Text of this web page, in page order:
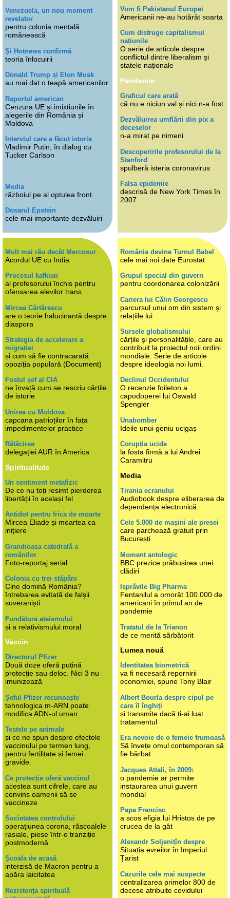
Venezuela, un nou moment
revelator
pentru colonia mentală
românească
Și Hotnews confirmă
teoria înlocuirii
Donald Trump și Elon Musk
au mai dat o țeapă americanilor
Raportul american
Cenzura UE și imixtiunile în
alegerile din România și
Moldova
Interviul care a făcut istorie
Vladimir Putin, în dialog cu
Tucker Carlson
Media
războiul pe al optulea front
Dosarul Epstein
cele mai importante dezvăluiri
Vom fi Pakistanul Europei
Americanii ne-au hotărât soarta
Cum distruge capitalismul
națiunile
O serie de articole despre
conflictul dintre liberalism și
statele naționale
Pandemie
Graficul care arată
că nu e niciun val și nici n-a fost
Dezvăluirea umflării din pix a
deceselor
n-a mirat pe nimeni
Descoperirile profesorului de la
Stanford
spulberă isteria coronavirus
Falsa epidemie
descrisă de New York Times în
2007
Mult mai rău decât Mercosur
Acordul UE cu India
Procesul kafkian
al profesorului închis pentru
ofensarea elevilor trans
Mircea Cărtărescu
are o teorie halucinantă despre
diaspora
Strategia de accelerare a
migrației
și cum să fie contracarată
opoziția populară (Document)
Fostul șef al CIA
ne învață cum se rescriu cărțile
de istorie
Unirea cu Moldova
capcana patrioților în fața
impedimentelor practice
Rătăcirea
delegației AUR în America
Spiritualitate
Un sentiment metafizic
De ce nu toți resimt pierderea
libertății în același fel
Antidot pentru frica de moarte
Mircea Eliade și moartea ca
inițiere
Grandioasa catedrală a
românilor
Foto-reportaj serial
Colonia cu trei stăpâni
Cine domină România?
întrebarea evitată de falșii
suveraniști
Fundătura ateismului
și a relativismului moral
Vaccin
Directorul Pfizer
Două doze oferă puțină
protecție sau deloc. Nici 3 nu
imunizează
Șeful Pfizer recunoaște
tehnologica m-ARN poate
modifica ADN-ul uman
Testele pe animale
și ce ne spun despre efectele
vaccinului pe termen lung,
pentru fertilitate și femei
gravide.
Ce protecție oferă vaccinul
acestea sunt cifrele, care au
convins oamenii să se
vaccineze
Societatea controlului
operațiunea corona, răscoalele
rasiale, piese într-o tranziție
postmodernă
Școala de acasă
interzisă de Macron pentru a
apăra laicitatea
Rezistența spirituală
România devine Turnul Babel
cele mai noi date Eurostat
Grupul special din guvern
pentru coordonarea colonizării
Cariera lui Călin Georgescu
parcursul unui om din sistem și
relațiile lui
Sursele globalismului
cărțile și personalitățile, care au
contribuit la proiectul noii ordini
mondiale. Serie de articole
despre ideologia noi lumi.
Declinul Occidentului
O recenzie foileton a
capodoperei lui Oswald
Spengler
Unabomber
Ideile unui geniu ucigaș
Corupția ucide
la fosta firmă a lui Andrei
Caramitru
Media
Tirania ecranului
Audiobook despre eliberarea de
dependența electronică
Cele 5.000 de mașini ale presei
care parchează gratuit prin
București
Moment antologic
BBC prezice prăbușirea unei
clădiri
Isprăvile Big Pharma
Fentanilul a omorât 100.000 de
americani în primul an de
pandemie
Tratatul de la Trianon
de ce merită sărbătorit
Lumea nouă
Identitatea biometrică
va fi necesară repornirii
economiei, spune Tony Blair
Albert Bourla despre cipul pe
care îl înghiți
și transmite dacă ți-ai luat
tratamentul
Era nevoie de o femeie frumoasă
Să învețe omul contemporan să
fie bărbat
Jacques Attali, în 2009:
o pandemie ar permite
instaurarea unui guvern
mondial
Papa Francisc
a scos efigia lui Hristos de pe
crucea de la gât
Alexandr Soljenițîn despre
Situația evreilor în Imperiul
Țarist
Cazurile cele mai suspecte
centralizarea primelor 800 de
decese atribuite covidului